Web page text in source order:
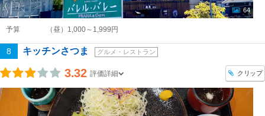
64
予算 （昼）1,000～1,999円
8 キッチンさつま グルメ・レストラン
3.32 評価詳細 クリップ